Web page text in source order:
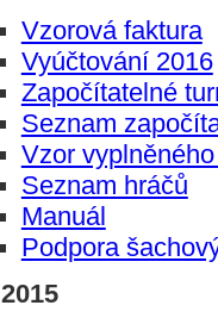
Vzorová faktura
Vyúčtování 2016
Započítatelné
Seznam
Vzor
Seznam hráčů
Manuál
Podpora
2015